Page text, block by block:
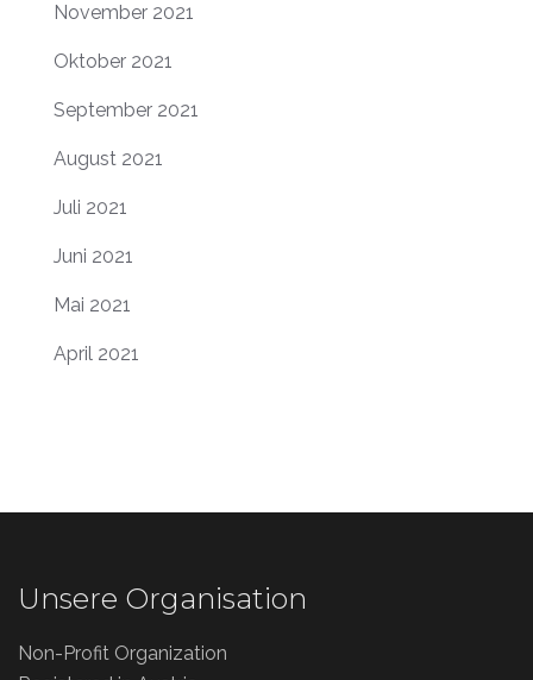
November 2021
Oktober 2021
September 2021
August 2021
Juli 2021
Juni 2021
Mai 2021
April 2021
Unsere Organisation
Non-Profit Organization